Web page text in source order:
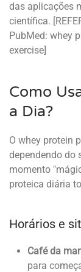
das aplicações
científica.
PubMed: whey
exercise]
Como
a Dia?
O whey protein
dependendo do
momento
proteica diária
Horários e
Café da
para